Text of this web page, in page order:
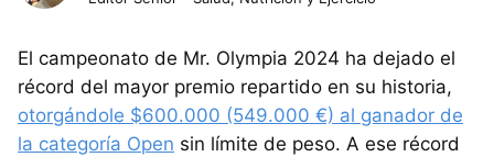
El campeonato de Mr. Olympia 2024 ha dejado el
récord del mayor premio repartido en su historia,
otorgándole $600.000 (549.000 €) al ganador de
la categoría Open sin límite de peso. A ese récord